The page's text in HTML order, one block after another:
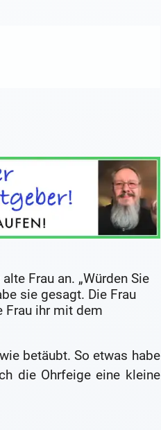
Frau an. „Würden Sie
sie gesagt. Die Frau
Frau ihr mit dem
betäubt. So etwas habe
die Ohrfeige eine kleine